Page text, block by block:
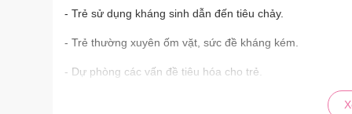
- Trẻ sử dụng kháng sinh dẫn đến tiêu chảy.
- Trẻ thường xuyên ốm vặt, sức đề kháng kém.
- Dự phòng các vấn đề tiêu hóa cho trẻ.
- Người dùng kháng sinh kéo dài gây loạn khuẩn đường